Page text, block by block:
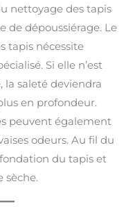
nettoyage des tapis
de dépoussiérage. Le
tapis nécessite
Si elle n’est
la saleté deviendra
en profondeur.
peuvent également
odeurs. Au fil du
du tapis et
sèche.